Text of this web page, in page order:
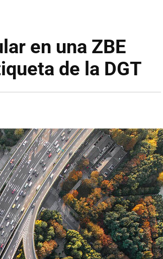
en una ZBE
de la DGT